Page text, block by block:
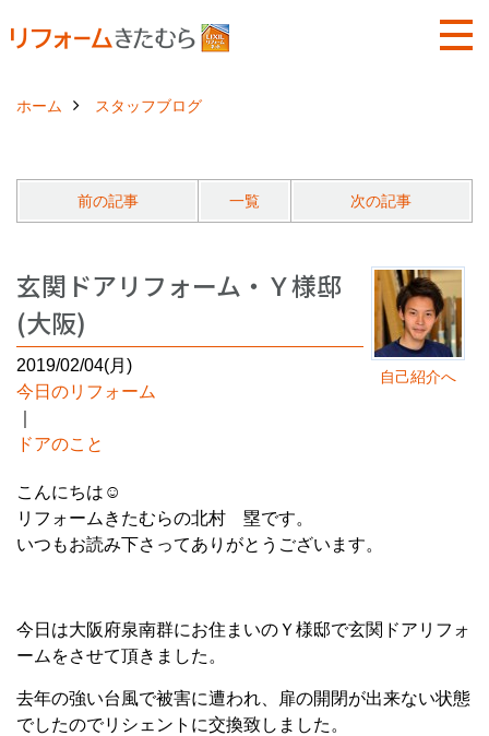
ホーム スタッフブログ
前の記事 一覧 次の記事
自己紹介へ
玄関ドアリフォーム・Ｙ様邸
(大阪)
2019/02/04(月)
今日のリフォーム
ドアのこと
こんにちは☺
リフォームきたむらの北村 塁です。
いつもお読み下さってありがとうございます。
今日は大阪府泉南群にお住まいのＹ様邸で玄関ドアリフォ
ームをさせて頂きました。
去年の強い台風で被害に遭われ、扉の開閉が出来ない状態
でしたのでリシェントに交換致しました。